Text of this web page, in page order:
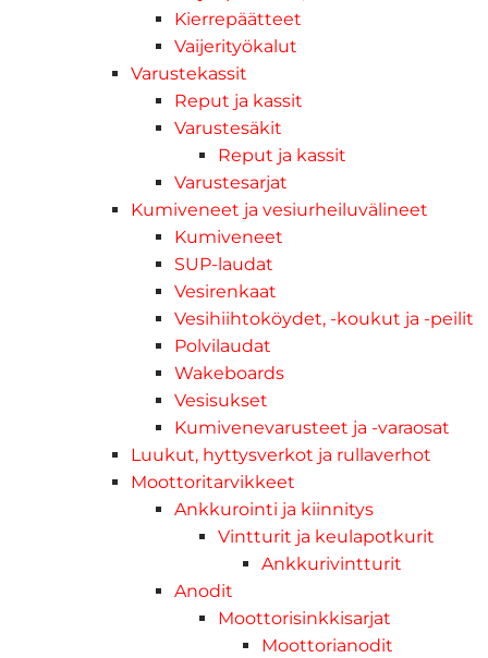
Kierrepäätteet
Vaijerityökalut
Varustekassit
Reput ja kassit
Varustesäkit
Reput ja kassit
Varustesarjat
Kumiveneet ja vesiurheiluvälineet
Kumiveneet
SUP-laudat
Vesirenkaat
Vesihiihtoköydet, -koukut ja -peilit
Polvilaudat
Wakeboards
Vesisukset
Kumivenevarusteet ja -varaosat
Luukut, hyttysverkot ja rullaverhot
Moottoritarvikkeet
Ankkurointi ja kiinnitys
Vintturit ja keulapotkurit
Ankkurivintturit
Anodit
Moottorisinkkisarjat
Moottorianodit